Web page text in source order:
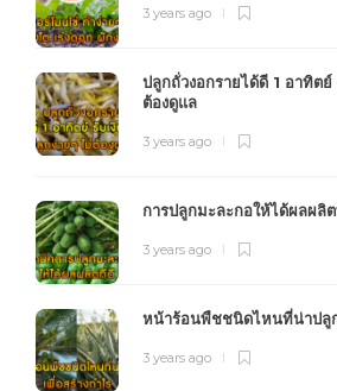
3 years ago
ปลูกถั่วงอกรายได้ดี 1 อาทิตย์
ต้องดูแล
3 years ago
การปลูกมะละกอให้ได้ผลผลิ
3 years ago
หน้าร้อนพืชชนิดไหนที่น่าปลูก
3 years ago